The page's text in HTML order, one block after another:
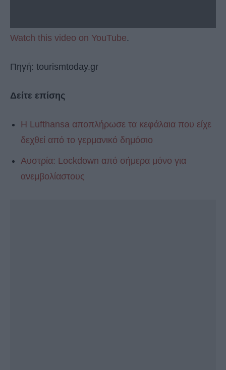
Watch this video on YouTube.
Πηγή: tourismtoday.gr
Δείτε επίσης
H Lufthansa αποπλήρωσε τα κεφάλαια που είχε
δεχθεί από το γερμανικό δημόσιο
Αυστρία: Lockdown από σήμερα μόνο για
ανεμβολίαστους